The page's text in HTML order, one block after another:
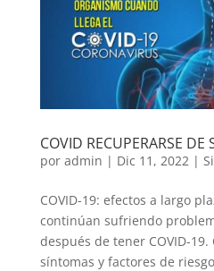
COVID RECUPERARSE DE
por admin | Dic 11, 2022|
COVID-19: efectos a largo
continúan sufriendo
después de tener COVID-
síntomas y factores de